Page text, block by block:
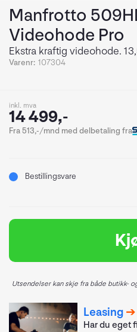
Manfrotto
Videohode Pro
Ekstra kraftig videohode.
Varenr: 107304
inkl. mva
14 499,-
Fra 513,-/mnd med delbetaling fra
Bestillingsvare
Utsendelser kan skje fra både butikk-
Leasing
Har du eget